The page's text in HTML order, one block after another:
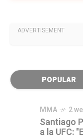
ADVERTISEMENT
POPULAR
MMA 2
Santiago
a la UFC: